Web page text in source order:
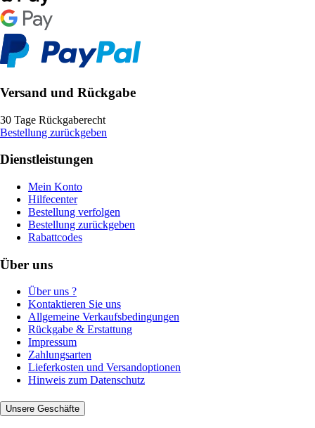
Versand und Rückgabe
30 Tage Rückgaberecht
Bestellung zurückgeben
Dienstleistungen
Mein Konto
Hilfecenter
Bestellung verfolgen
Bestellung zurückgeben
Rabattcodes
Über uns
Über uns ?
Kontaktieren Sie uns
Allgemeine Verkaufsbedingungen
Rückgabe & Erstattung
Impressum
Zahlungsarten
Lieferkosten und Versandoptionen
Hinweis zum Datenschutz
Unsere Geschäfte